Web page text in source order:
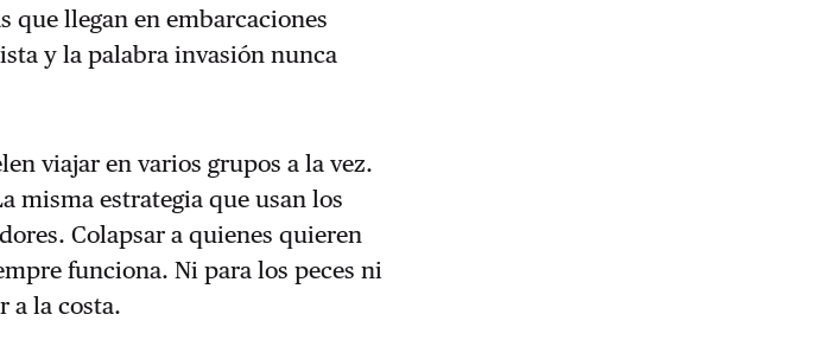
que llegan en embarcaciones
y la palabra invasión nunca
viajar en varios grupos a la vez.
misma estrategia que usan los
Colapsar a quienes quieren
funciona. Ni para los peces ni
a la costa.